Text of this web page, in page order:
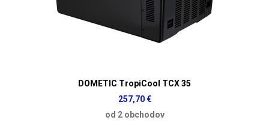
DOMETIC TropiCool TCX 35
257,70 €
od 2 obchodov